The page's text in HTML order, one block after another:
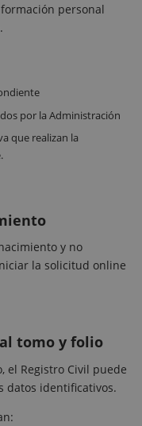
personal
por la Administración
que realizan la
y no
la solicitud online
tomo y folio
el Registro Civil puede
datos identificativos.